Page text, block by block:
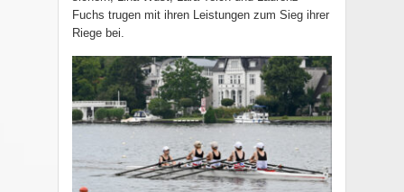
Fuchs trugen mit ihren Leistungen zum Sieg ihrer
Riege bei.